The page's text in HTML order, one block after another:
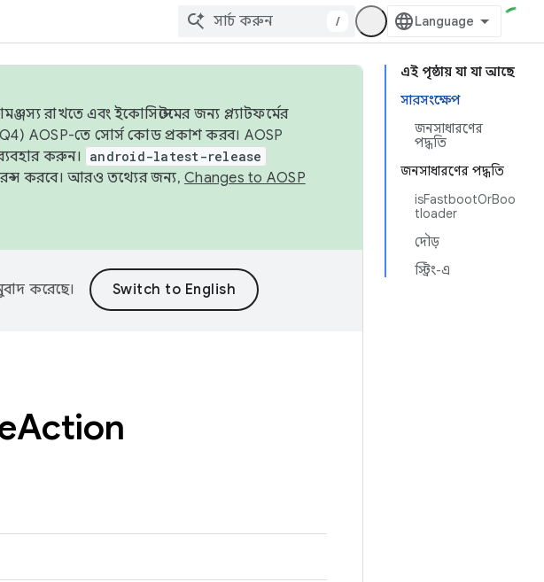
/
এই পৃষ্ঠায় যা যা আছে
সারসংক্ষেপ
জনসাধারণের
পদ্ধতি
জনসাধারণের পদ্ধতি
isFastbootOrBoo
tloader
দৌড়
স্ট্রিং-এ
রাখতে এবং ইকোসিস্টেমের জন্য প্ল্যাটফর্মের
Q4) AOSP-তে সোর্স কোড প্রকাশ করব। AOSP
করুন। android-latest-release
করবে। আরও তথ্যের জন্য, Changes to AOSP
করেছে।
Action